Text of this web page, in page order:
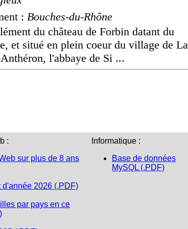
: Bouches-du-Rhône
du château de Forbin datant du
et situé en plein coeur du village de La
l'abbaye de Si ...
:
sur plus de 8 ans
d'année 2026 (.PDF)
par pays en ce
Informatique :
Base de données
MySQL (.PDF)